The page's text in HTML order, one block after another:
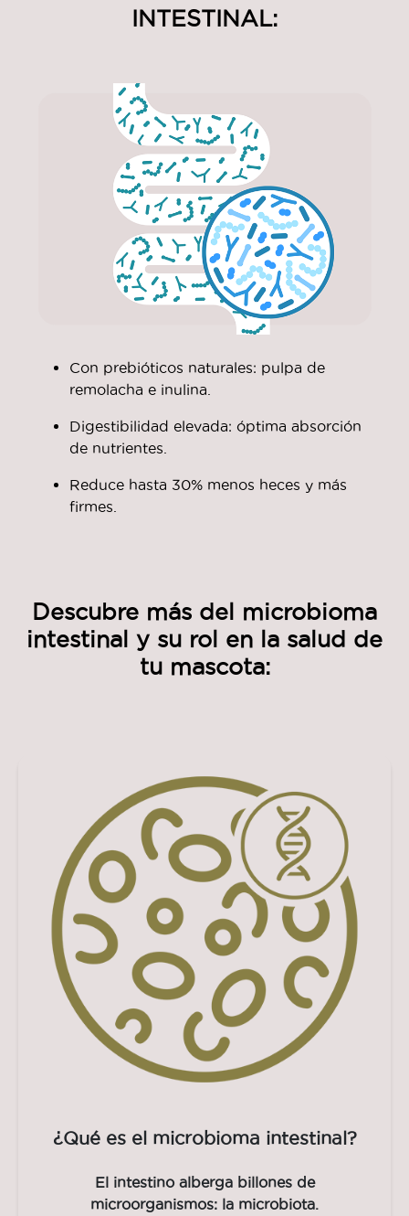
INTESTINAL:
Con prebióticos naturales: pulpa de
remolacha e inulina.
Digestibilidad elevada: óptima absorción
de nutrientes.
Reduce hasta 30% menos heces y más
firmes.
Descubre más del microbioma
intestinal y su rol en la salud de
tu mascota:
¿Qué es el microbioma intestinal?
El intestino alberga billones de
microorganismos: la microbiota.